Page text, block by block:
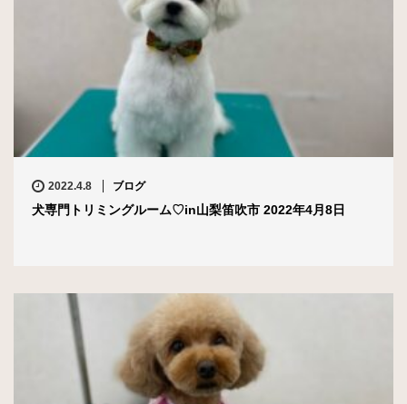
2022.4.8 ブログ
犬専門トリミングルーム♡in山梨笛吹市 2022年4月8日